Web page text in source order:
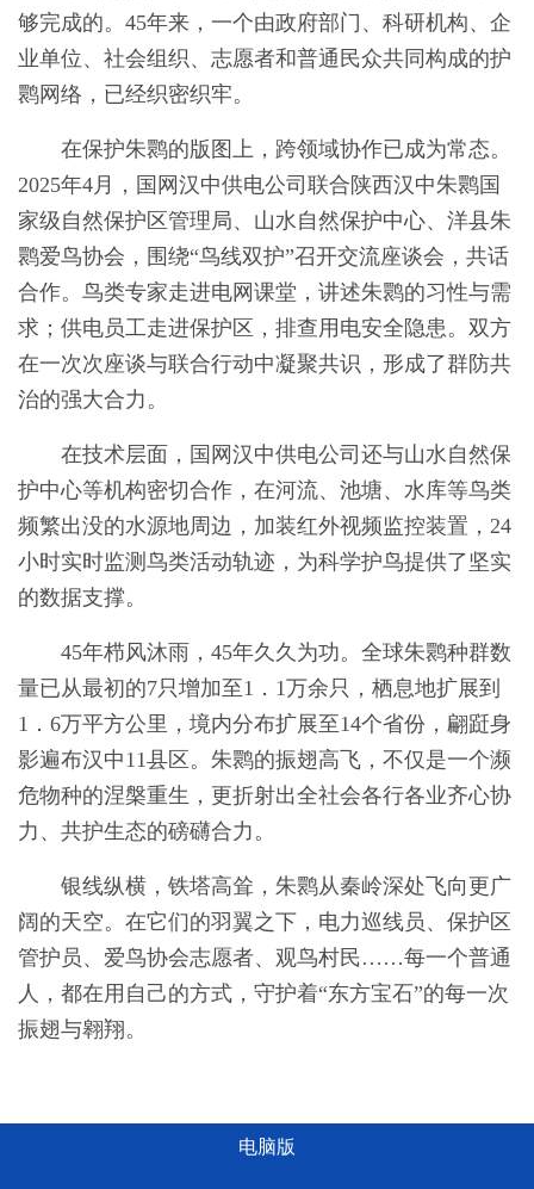
够完成的。45年来，一个由政府部门、科研机构、企
业单位、社会组织、志愿者和普通民众共同构成的护
鹮网络，已经织密织牢。
在保护朱鹮的版图上，跨领域协作已成为常态。
2025年4月，国网汉中供电公司联合陕西汉中朱鹮国
家级自然保护区管理局、山水自然保护中心、洋县朱
鹮爱鸟协会，围绕“鸟线双护”召开交流座谈会，共话
合作。鸟类专家走进电网课堂，讲述朱鹮的习性与需
求；供电员工走进保护区，排查用电安全隐患。双方
在一次次座谈与联合行动中凝聚共识，形成了群防共
治的强大合力。
在技术层面，国网汉中供电公司还与山水自然保
护中心等机构密切合作，在河流、池塘、水库等鸟类
频繁出没的水源地周边，加装红外视频监控装置，24
小时实时监测鸟类活动轨迹，为科学护鸟提供了坚实
的数据支撑。
45年栉风沐雨，45年久久为功。全球朱鹮种群数
量已从最初的7只增加至1．1万余只，栖息地扩展到
1．6万平方公里，境内分布扩展至14个省份，翩跹身
影遍布汉中11县区。朱鹮的振翅高飞，不仅是一个濒
危物种的涅槃重生，更折射出全社会各行各业齐心协
力、共护生态的磅礴合力。
银线纵横，铁塔高耸，朱鹮从秦岭深处飞向更广
阔的天空。在它们的羽翼之下，电力巡线员、保护区
管护员、爱鸟协会志愿者、观鸟村民……每一个普通
人，都在用自己的方式，守护着“东方宝石”的每一次
振翅与翱翔。
电脑版